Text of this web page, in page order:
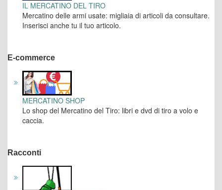
IL MERCATINO DEL TIRO
Mercatino delle armi usate: migliaia di articoli da consultare.
Inserisci anche tu il tuo articolo.
E-commerce
MERCATINO SHOP
Lo shop del Mercatino del Tiro: libri e dvd di tiro a volo e
caccia.
Racconti